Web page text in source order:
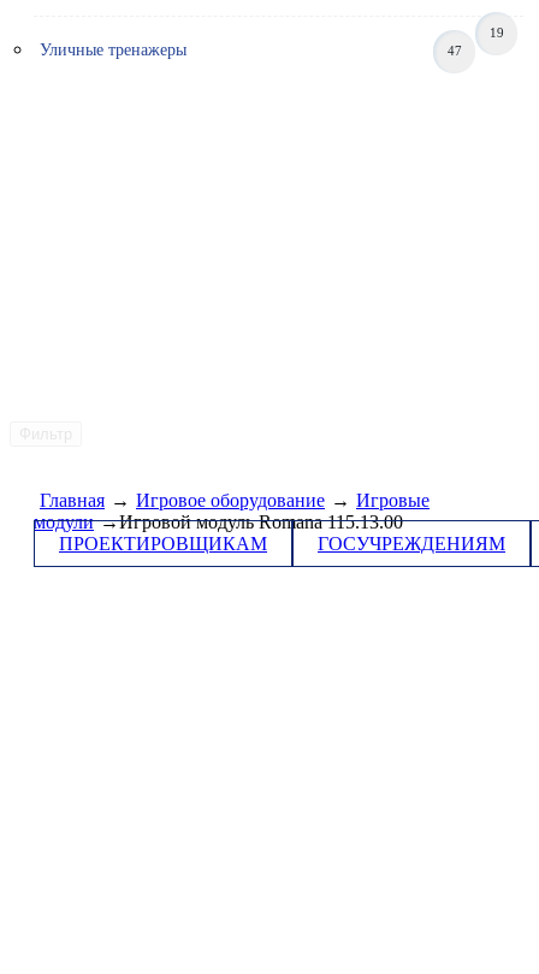
19
Уличные тренажеры 47
Главная → Игровое оборудование → Игровые
модули →Игровой модуль Romana 115.13.00
ПРОЕКТИРОВЩИКАМ
ГОСУЧРЕЖДЕНИЯМ